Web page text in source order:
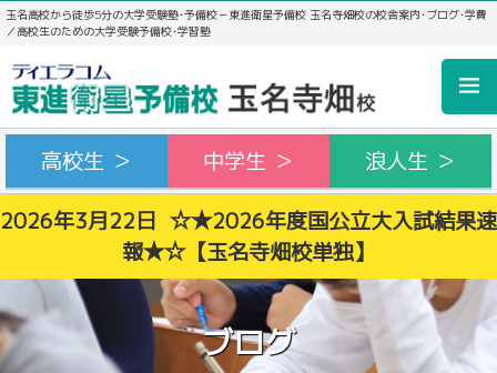
玉名高校から徒歩5分の大学受験塾･予備校－東進衛星予備校 玉名寺畑校の校舎案内･ブログ･学費
／高校生のための大学受験予備校･学習塾
高校生 ＞ 中学生 ＞ 浪人生 ＞
2026年3月22日 ☆★2026年度国公立大入試結果速
報★☆【玉名寺畑校単独】
ブログ